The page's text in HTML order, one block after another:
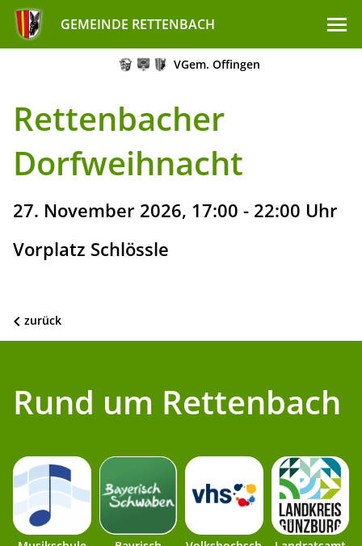
GEMEINDE RETTENBACH
VGem. Offingen
Rettenbacher
Dorfweihnacht
27. November 2026, 17:00 - 22:00 Uhr
Vorplatz Schlössle
zurück
Rund um Rettenbach